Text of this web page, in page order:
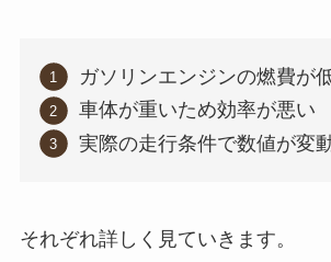
ガソリンエンジンの燃費が
車体が重いため効率が悪い
実際の走行条件で数値が変
それぞれ詳しく見ていきます。